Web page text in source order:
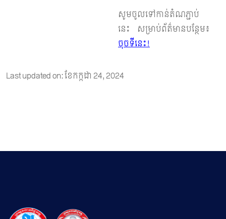
សូមចូលទៅកាន់តំណភ្ជាប់
នេះ សម្រាប់ព័ត៌មានបន្ថែម៖
ចុចទីនេះ!
Last updated on: ខែ​កក្កដា 24, 2024